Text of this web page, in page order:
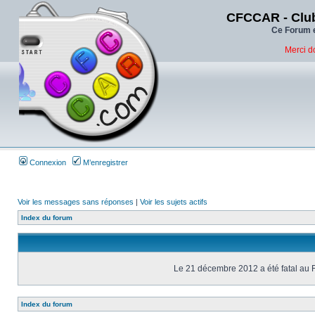
CFCCAR -
Ce Forum
Merci
Connexion M’enregistrer
Voir les messages sans réponses | Voir les sujets actifs
Index du forum
Le 21 décembre 2012 a été fatal au
Index du forum